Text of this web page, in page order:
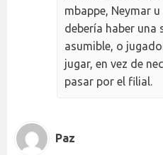
mbappe, Neymar
debería haber una
asumible, o
jugar, en vez de
pasar por el filial.
Paz